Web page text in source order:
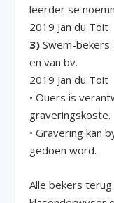
leerder se
2019 Jan du Toit
3) Swem-
en van bv.
2019 Jan du Toit
• Ouers is
graveringskoste.
• Gravering kan
gedoen word.
Alle bekers